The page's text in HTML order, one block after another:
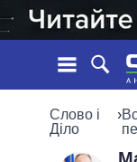
СТРІЧКА
Слово і
Діло
›